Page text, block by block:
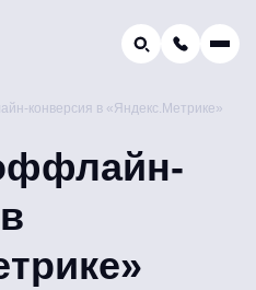
продаж:
775-16-41
e-mail:
конверсия в «Яндекс.Метрике»